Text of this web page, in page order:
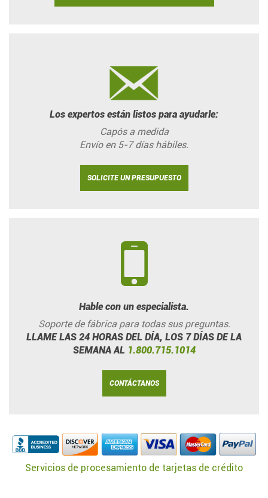
Los expertos están listos para ayudarle:
Capós a medida
Envío en 5-7 días hábiles.
SOLICITE UN PRESUPUESTO
Hable con un especialista.
Soporte de fábrica para todas sus preguntas.
LLAME LAS 24 HORAS DEL DÍA, LOS 7 DÍAS DE LA
SEMANA AL 1.800.715.1014
CONTÁCTANOS
Servicios de procesamiento de tarjetas de crédito